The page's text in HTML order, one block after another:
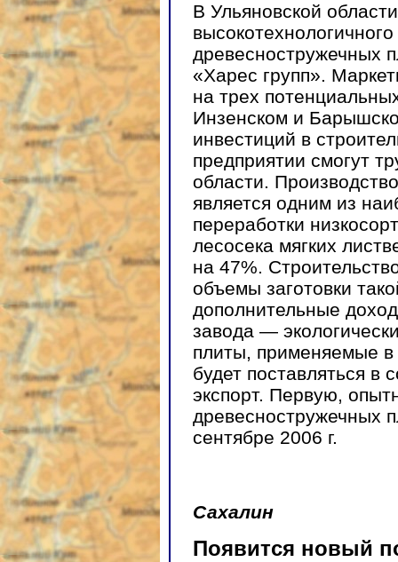
В Ульяновской
древесностружечных
«Харес групп».
на трех
Инзенском и
инвестиций в
предприятии смогут
области.
является одним из
переработки
лесосека мягких
на 47%.
объемы заготовки
дополнительные
завода —
плиты, применяемые
будет поставляться
экспорт. Первую,
древесностружечных
сентябре 2006 г.
Сахалин
Появится новый